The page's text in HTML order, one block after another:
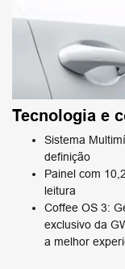
Tecnologia e
Sistema
definição
Painel com
leitura
Coffee OS 3:
exclusivo da
a melhor